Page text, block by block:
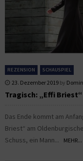
REZENSION SCHAUSPIEL
23. Dezember 2019 by
Tragisch: „Effi
Das Ende kommt am
Briest“ am
Schuss, ein Mann...
MEHR...